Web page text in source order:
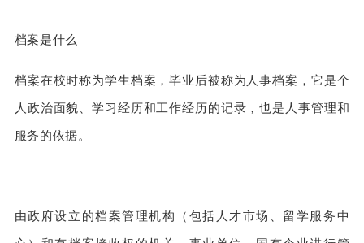
档案是什么
档案在校时称为学生档案，毕业后被称为人事档案，它是个
人政治面貌、学习经历和工作经历的记录，也是人事管理和
服务的依据。
由政府设立的档案管理机构（包括人才市场、留学服务中